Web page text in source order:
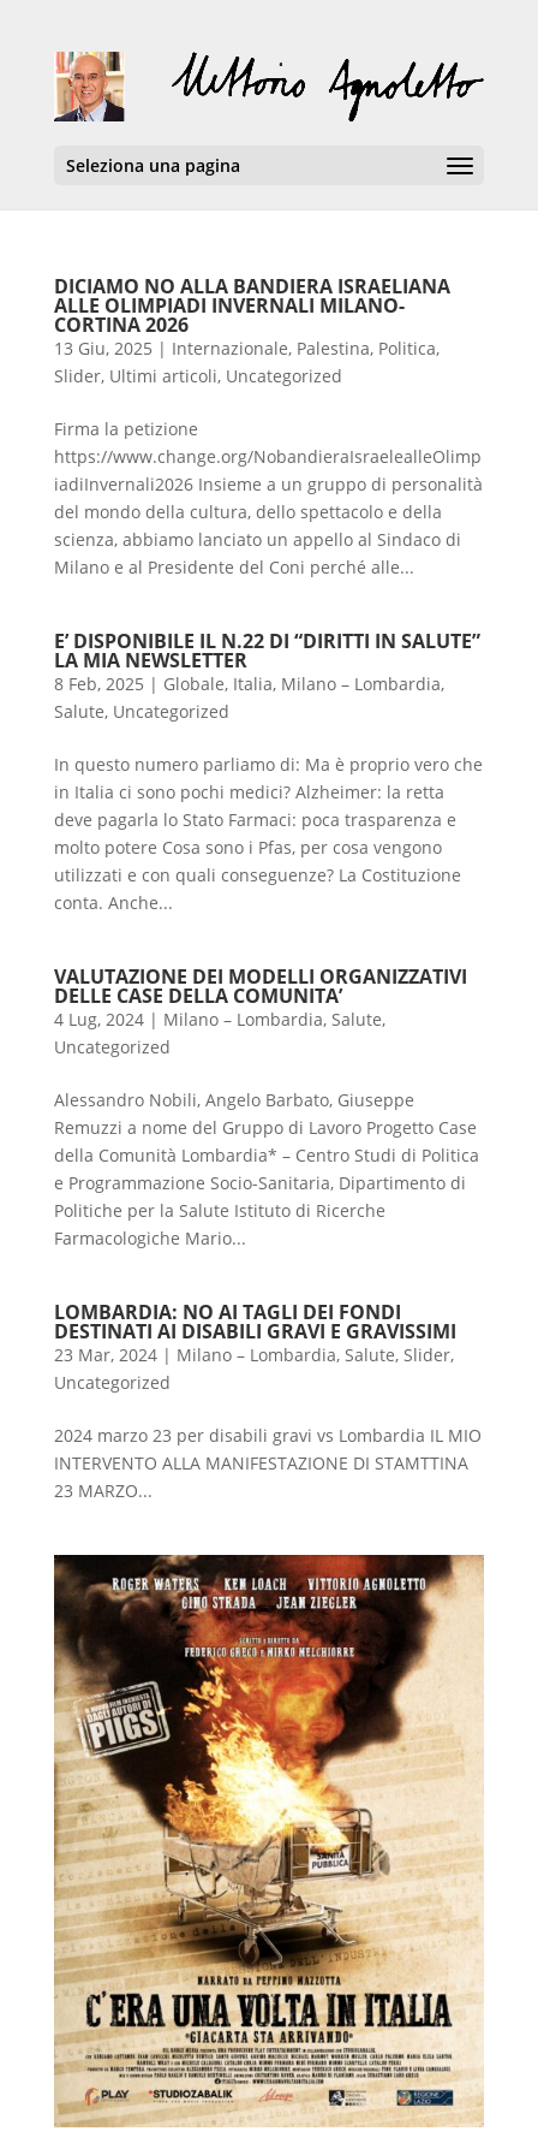
Seleziona una pagina
DICIAMO NO ALLA BANDIERA ISRAELIANA
ALLE OLIMPIADI INVERNALI MILANO-
CORTINA 2026
13 Giu, 2025 | Internazionale, Palestina, Politica,
Slider, Ultimi articoli, Uncategorized
Firma la petizione
https://www.change.org/NobandieraIsraelealleOlimp
iadiInvernali2026 Insieme a un gruppo di personalità
del mondo della cultura, dello spettacolo e della
scienza, abbiamo lanciato un appello al Sindaco di
Milano e al Presidente del Coni perché alle...
E’ DISPONIBILE IL N.22 DI “DIRITTI IN SALUTE”
LA MIA NEWSLETTER
8 Feb, 2025 | Globale, Italia, Milano – Lombardia,
Salute, Uncategorized
In questo numero parliamo di: Ma è proprio vero che
in Italia ci sono pochi medici? Alzheimer: la retta
deve pagarla lo Stato Farmaci: poca trasparenza e
molto potere Cosa sono i Pfas, per cosa vengono
utilizzati e con quali conseguenze? La Costituzione
conta. Anche...
VALUTAZIONE DEI MODELLI ORGANIZZATIVI
DELLE CASE DELLA COMUNITA’
4 Lug, 2024| Milano – Lombardia, Salute,
Uncategorized
Alessandro Nobili, Angelo Barbato, Giuseppe
Remuzzi a nome del Gruppo di Lavoro Progetto Case
della Comunità Lombardia* – Centro Studi di Politica
e Programmazione Socio-Sanitaria, Dipartimento di
Politiche per la Salute Istituto di Ricerche
Farmacologiche Mario...
LOMBARDIA: NO AI TAGLI DEI FONDI
DESTINATI AI DISABILI GRAVI E GRAVISSIMI
23 Mar, 2024| Milano – Lombardia, Salute, Slider,
Uncategorized
2024 marzo 23 per disabili gravi vs Lombardia IL MIO
INTERVENTO ALLA MANIFESTAZIONE DI STAMTTINA
23 MARZO...